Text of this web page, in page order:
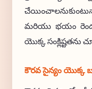
మరియు భయం
యొక్క సంక్లిష్టతను
కౌరవ సైన్యం యొక్క